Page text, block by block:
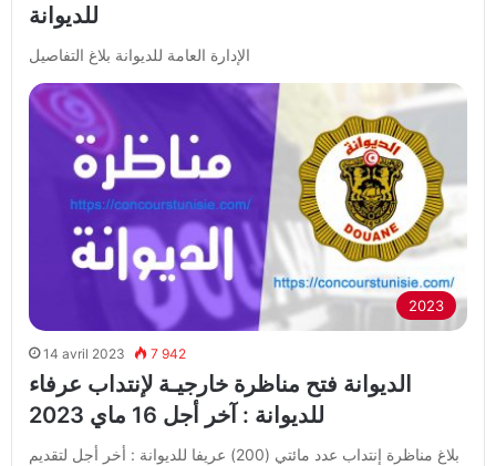
للديوانة
الإدارة العامة للديوانة بلاغ التفاصيل
2023
14 avril 2023 7 942
الديوانة فتح مناظرة خارجيـة لإنتداب عرفاء
للديوانة : آخر أجل 16 ماي 2023
بلاغ مناظرة إنتداب عدد مائتي (200) عريفا للديوانة : أخر أجل لتقديم